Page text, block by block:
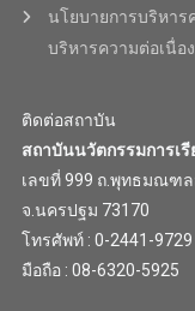
นโยบายการบริหาร
บริหารความต่อเนื่อ
ติดต่อสถาบัน
สถาบันนวัตกรรมการเรี
เลขที่ 999 ถ.พุทธมณฑ
จ.นครปฐม 73170
โทรศัพท์ : 0-2441-9729
มือถือ : 08-6320-5925